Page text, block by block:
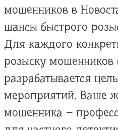
мошенников в
шансы быстрого
Для каждого
розыску мошенников
разрабатывается
мероприятий. Ваше
мошенника –